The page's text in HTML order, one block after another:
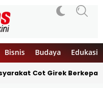
Bisnis Budaya Edukasi
Cot Girek